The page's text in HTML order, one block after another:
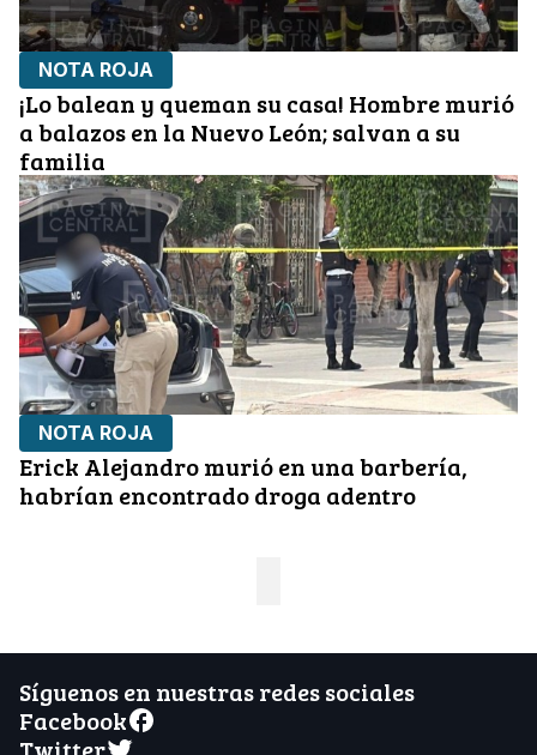
NOTA ROJA
¡Lo balean y queman su casa! Hombre murió
a balazos en la Nuevo León; salvan a su
familia
NOTA ROJA
Erick Alejandro murió en una barbería,
habrían encontrado droga adentro
Síguenos en nuestras redes sociales
Facebook